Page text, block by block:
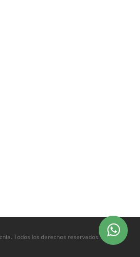
Todos los derechos reservados.